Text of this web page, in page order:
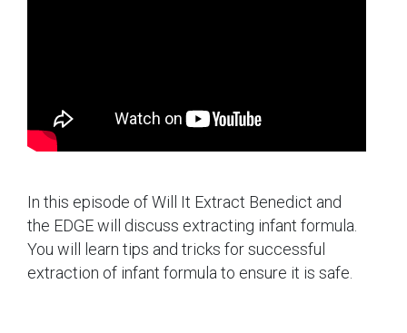
In this episode of Will It Extract Benedict and
the EDGE will discuss extracting infant formula.
You will learn tips and tricks for successful
extraction of infant formula to ensure it is safe.